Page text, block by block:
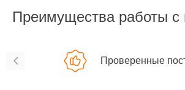
Преимущества работы с
Проверенные